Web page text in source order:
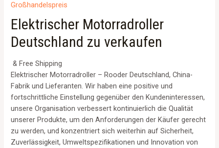
Großhandelspreis
Elektrischer Motorradroller
Deutschland zu verkaufen
& Free Shipping
Elektrischer Motorradroller – Rooder Deutschland, China-
Fabrik und Lieferanten. Wir haben eine positive und
fortschrittliche Einstellung gegenüber den Kundeninteressen,
unsere Organisation verbessert kontinuierlich die Qualität
unserer Produkte, um den Anforderungen der Käufer gerecht
zu werden, und konzentriert sich weiterhin auf Sicherheit,
Zuverlässigkeit, Umweltspezifikationen und Innovation von